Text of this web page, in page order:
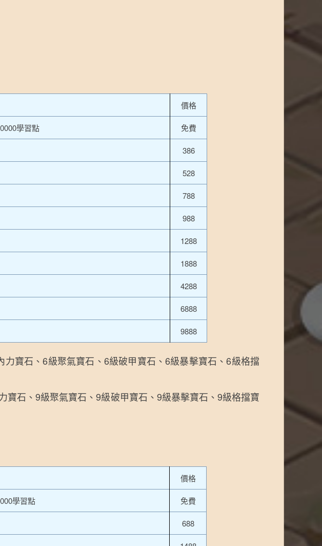
價格
學習點 免費
386
528
788
988
1288
1888
4288
6888
9888
寶石、6級聚氣寶石、6級破甲寶石、6級暴擊寶石、6級格擋
寶石、9級聚氣寶石、9級破甲寶石、9級暴擊寶石、9級格擋寶
價格
學習點 免費
688